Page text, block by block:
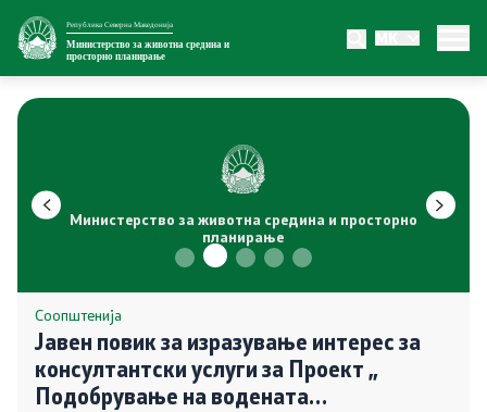
Република Северна Македонија
Министерство за животна средина и
просторно планирање
MK
Министерство
За министерството
Внатрешна организација
Сектори
Транспарентност
Односи со јавност
Министерство за животна средина и просторно
планирање
Соопштенија
Јавен повик за изразување интерес за
консултантски услуги за Проект „
Подобрување на водената